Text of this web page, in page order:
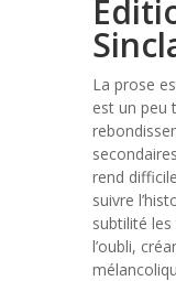
La prose
est un peu
rend
suivre
subtilité
l’oubli,